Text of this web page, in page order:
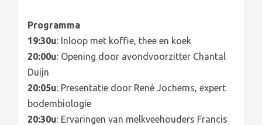
Programma
19:30u: Inloop met koffie, thee en koek
20:00u: Opening door avondvoorzitter Chantal
Duijn
20:05u: Presentatie door René Jochems, expert
bodembiologie
20:30u: Ervaringen van melkveehouders Francis